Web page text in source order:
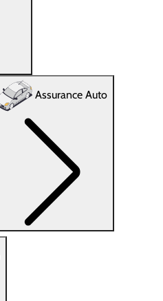
Assurance Auto